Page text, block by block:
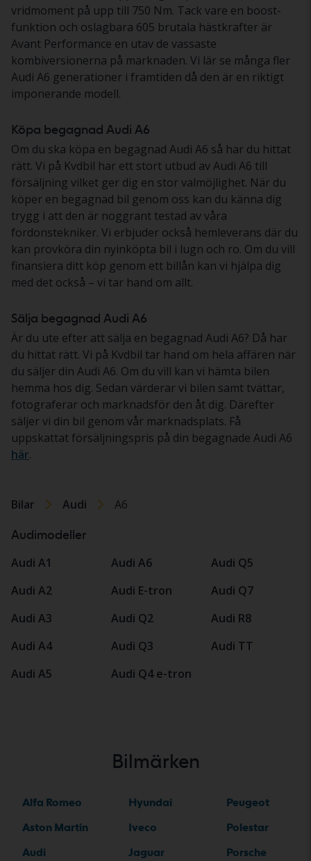
vridmoment på upp till 750 Nm. Tack vare en boost-
funktion och oslagbara 605 brutala hästkrafter är
Avant Performance en utav de vassaste
kombiversionerna på marknaden. Vi lär se många fler
Audi A6 generationer i framtiden då den är en riktigt
imponerande modell.
Köpa begagnad Audi A6
Om du ska köpa en begagnad Audi A6 så har du hittat
rätt. Vi på Kvdbil har ett stort utbud av Audi A6 till
försäljning vilket ger dig en stor valmöjlighet. När du
köper en begagnad bil genom oss kan du känna dig
trygg i att den är noggrant testad av våra
fordonstekniker. Vi erbjuder också hemleverans där du
kan provköra din nyinköpta bil i lugn och ro. Om du vill
finansiera ditt köp genom ett billån kan vi hjälpa dig
med det också – vi tar hand om allt.
Sälja begagnad Audi A6
Är du ute efter att sälja en begagnad Audi A6? Då har
du hittat rätt. Vi på Kvdbil tar hand om hela affären när
du säljer din Audi A6. Om du vill kan vi hämta bilen
hemma hos dig. Sedan värderar vi bilen samt tvättar,
fotograferar och marknadsför den åt dig. Därefter
säljer vi din bil genom vår marknadsplats. Få
uppskattat försäljningspris på din begagnade Audi A6
här.
Bilar Audi A6
Audimodeller
Audi A1
Audi A2
Audi A3
Audi A4
Audi A5
Audi A6
Audi E-tron
Audi Q2
Audi Q3
Audi Q4 e-tron
Audi Q5
Audi Q7
Audi R8
Audi TT
Bilmärken
Alfa Romeo
Aston Martin
Audi
Hyundai
Iveco
Jaguar
Peugeot
Polestar
Porsche